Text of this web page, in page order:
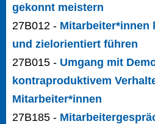
gekonnt meistern
27B012 - Mitarbeiter*innen
und zielorientiert führen
27B015 - Umgang mit
kontraproduktivem
Mitarbeiter*innen
27B185 -